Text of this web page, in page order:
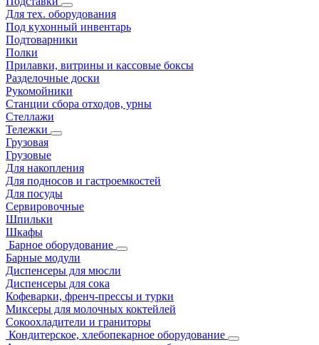
Для тех. оборудования
Под кухонный инвентарь
Подтоварники
Полки
Прилавки, витрины и кассовые боксы
Разделочные доски
Рукомойники
Станции сбора отходов, урны
Стеллажи
Тележки
Грузовая
Грузовые
Для накопления
Для подносов и гастроемкостей
Для посуды
Сервировочные
Шпильки
Шкафы
Барное оборудование
Барные модули
Диспенсеры для мюсли
Диспенсеры для сока
Кофеварки, френч-прессы и турки
Миксеры для молочных коктейлей
Сокоохладители и граниторы
Кондитерское, хлебопекарное оборудование